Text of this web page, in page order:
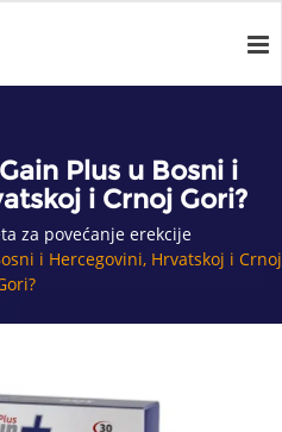
Plus u Bosni i
i Crnoj Gori?
za povećanje erekcije
i Hercegovini, Hrvatskoj i Crnoj